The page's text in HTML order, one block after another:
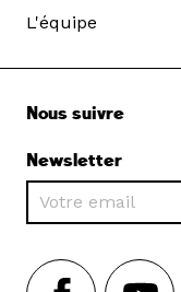
L'équipe
Nous suivre
Newsletter